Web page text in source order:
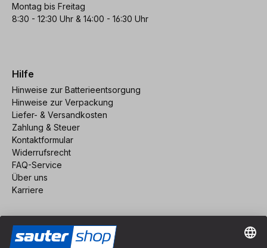
Montag bis Freitag
8:30 - 12:30 Uhr & 14:00 - 16:30 Uhr
Hilfe
Hinweise zur Batterieentsorgung
Hinweise zur Verpackung
Liefer- & Versandkosten
Zahlung & Steuer
Kontaktformular
Widerrufsrecht
FAQ-Service
Über uns
Karriere